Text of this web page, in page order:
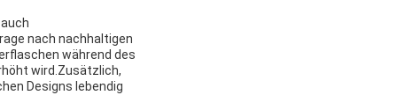
nach nachhaltigen
während des
wird.Zusätzlich,
Designs lebendig